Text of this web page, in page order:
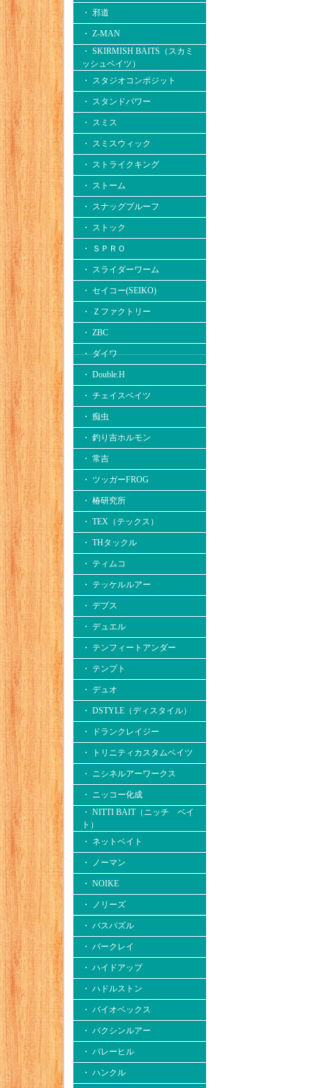
・ 邪道
・ Z-MAN
・ SKIRMISH BAITS（スカミ
ッシュベイツ）
・ スタジオコンポジット
・ スタンドパワー
・ スミス
・ スミスウィック
・ ストライクキング
・ ストーム
・ スナッグプルーフ
・ ストック
・ ＳＰＲＯ
・ スライダーワーム
・ セイコー(SEIKO)
・ Ｚファクトリー
・ ZBC
・ ダイワ
・ Double.H
・ チェイスベイツ
・ 痴虫
・ 釣り吉ホルモン
・ 常吉
・ ツッガーFROG
・ 椿研究所
・ TEX（テックス）
・ THタックル
・ ティムコ
・ テッケルルアー
・ デプス
・ デュエル
・ テンフィートアンダー
・ テンプト
・ デュオ
・ DSTYLE（ディスタイル）
・ ドランクレイジー
・ トリニティカスタムベイツ
・ ニシネルアーワークス
・ ニッコー化成
・ NITTI BAIT（ニッチ ベイ
ト）
・ ネットベイト
・ ノーマン
・ NOIKE
・ ノリーズ
・ バスパズル
・ バークレイ
・ ハイドアップ
・ ハドルストン
・ バイオベックス
・ バクシンルアー
・ バレーヒル
・ ハンクル